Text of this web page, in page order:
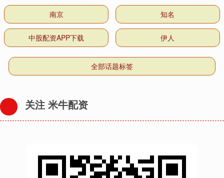
南京 知名
中股配资APP下载 伊人
全部话题标签
关注 米牛配资